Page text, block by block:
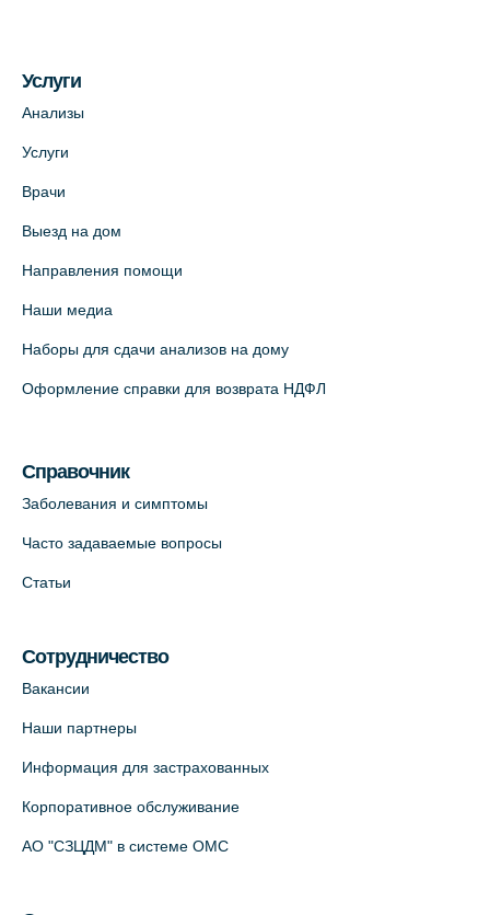
Медицинский центр на пр. Просвещения,
12к2 (официальный партнер)
Медицинский центр "Доктор Семейный"
(официальный партнер),
+7 (812) 664-55-80
На карте
+7 (812) 660-73-69
На карте
На карте
Лабораторный терминал на
партнёр)
+7 (812) 498-10-30
Услуги
Анализы
Услуги
Врачи
Выезд на дом
Направления помощи
Наши медиа
Наборы для сдачи анализов на дому
Оформление справки для возврата НДФЛ
Справочник
Заболевания и симптомы
Часто задаваемые вопросы
Статьи
Сотрудничество
Вакансии
Наши партнеры
Информация для застрахованных
Корпоративное обслуживание
АО "СЗЦДМ" в системе ОМС